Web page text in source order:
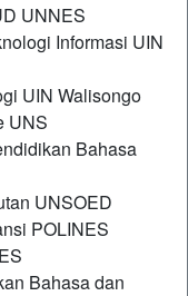
UNNES
Informasi UIN
UIN Walisongo
UNS
Bahasa
UNSOED
POLINES
Bahasa dan